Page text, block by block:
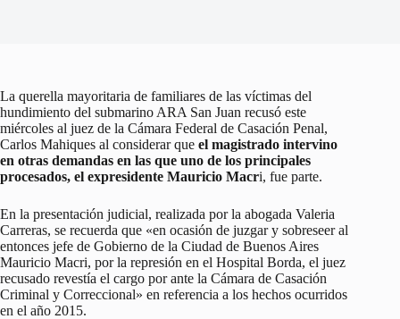
La querella mayoritaria de familiares de las víctimas del
hundimiento del submarino ARA San Juan recusó este
miércoles al juez de la Cámara Federal de Casación Penal,
Carlos Mahiques al considerar que el magistrado intervino
en otras demandas en las que uno de los principales
procesados, el expresidente Mauricio Macri, fue parte.
En la presentación judicial, realizada por la abogada Valeria
Carreras, se recuerda que «en ocasión de juzgar y sobreseer al
entonces jefe de Gobierno de la Ciudad de Buenos Aires
Mauricio Macri, por la represión en el Hospital Borda, el juez
recusado revestía el cargo por ante la Cámara de Casación
Criminal y Correccional» en referencia a los hechos ocurridos
en el año 2015.